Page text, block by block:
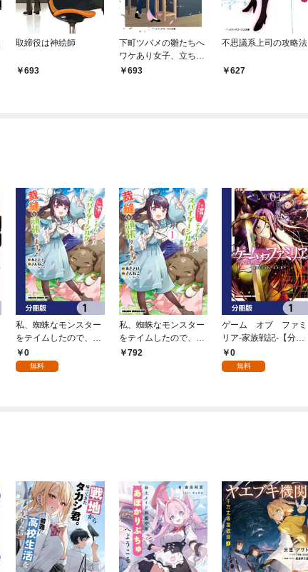
取締役は神絵師
693
下町ツバメの雛たちへ
ワケあり女子、立ち退
き屋になる
693
不思議系上司の攻略法
627
私、蜘蛛なモンスター
をテイムしたので、ス
パイダーシルクで裁縫
を頑張ります！【分冊
0
無料
私、蜘蛛なモンスター
をテイムしたので、ス
パイダーシルクで裁縫
792
ゲーム オブ ファミ
リア-家族戦記-【分冊
版】 1
0
無料